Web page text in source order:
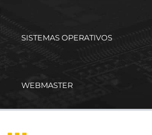
SISTEMAS OPERATIVOS
WEBMASTER